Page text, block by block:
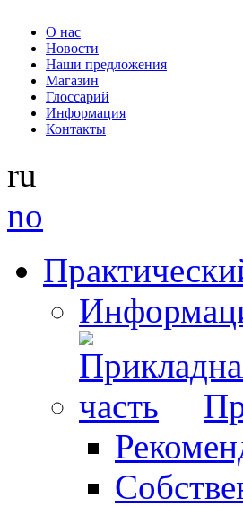
О нас
Новости
Наши предложения
Магазин
Глоссарий
Информация
Контакты
ru
no